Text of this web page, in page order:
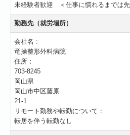
未経験者歓迎 ＜仕事に慣れるまでは
勤務先（就労場所）
会社名：
竜操整形外科病院
住所：
703-8245
岡山県
岡山市中区藤原
21-1
リモート勤務や転勤について：
転居を伴う転勤なし